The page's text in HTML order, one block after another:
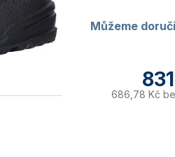
Můžeme
686,78 Kč